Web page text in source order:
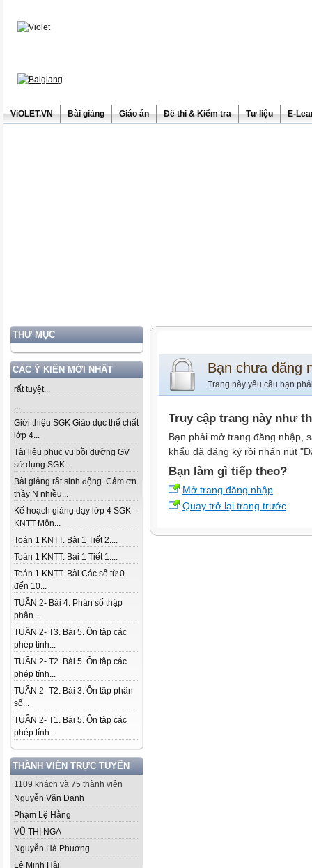
ViOLET.VN Bài giảng Giáo án Đề thi & Kiểm tra Tư liệu E-
THƯ MỤC
CÁC Ý KIẾN MỚI NHẤT
rất tuyệt...
...
Giới thiệu SGK Giáo dục thể chất
lớp 4...
Tài liệu phục vụ bồi dưỡng GV
sử dụng SGK...
Bài giảng rất sinh động. Cảm ơn
thầy N nhiều...
Kế hoạch giảng dạy lớp 4 SGK -
KNTT Môn...
Toán 1 KNTT. Bài 1 Tiết 2....
Toán 1 KNTT. Bài 1 Tiết 1....
Toán 1 KNTT. Bài Các số từ 0
đến 10...
TUẦN 2- Bài 4. Phân số thập
phân...
TUẦN 2- T3. Bài 5. Ôn tập các
phép tính...
TUẦN 2- T2. Bài 5. Ôn tập các
phép tính...
TUẦN 2- T2. Bài 3. Ôn tập phân
số...
TUẦN 2- T1. Bài 5. Ôn tập các
phép tính...
THÀNH VIÊN TRỰC TUYẾN
1109 khách và 75 thành viên
Nguyễn Văn Danh
Phạm Lệ Hằng
VŨ THỊ NGA
Nguyễn Hà Phuơng
Lê Minh Hải
Bạn chưa đăng
Trang này yêu cầu bạn
Truy cập trang này như
Bạn phải mở trang đăng nhập,
khẩu đã đăng ký rồi nhấn nút
Bạn làm gì tiếp theo?
Mở trang đăng nhập
Quay trở lại trang trước